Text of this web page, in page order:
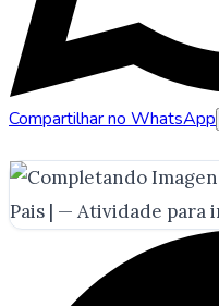
Compartilhar no WhatsApp